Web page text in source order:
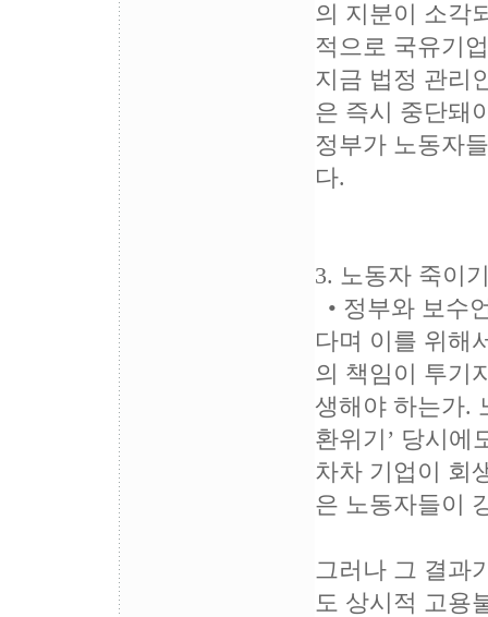
의 지분이 소각
적으로 국유기
지금 법정 관리
은 즉시 중단돼
정부가 노동자
다.
3. 노동자 죽이
• 정부와 보수
다며 이를 위해
의 책임이 투기
생해야 하는가.
환위기’ 당시에
차차 기업이 회
은 노동자들이
그러나 그 결과
도 상시적 고용